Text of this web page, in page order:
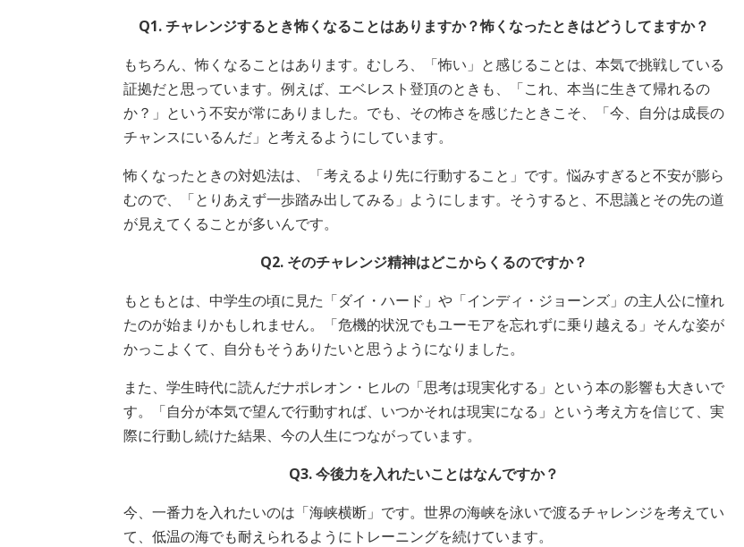
Q1. チャレンジするとき怖くなることはありますか？怖くなったときはどうしてますか？
もちろん、怖くなることはあります。むしろ、「怖い」と感じることは、本気で挑戦している
証拠だと思っています。例えば、エベレスト登頂のときも、「これ、本当に生きて帰れるの
か？」という不安が常にありました。でも、その怖さを感じたときこそ、「今、自分は成長の
チャンスにいるんだ」と考えるようにしています。
怖くなったときの対処法は、「考えるより先に行動すること」です。悩みすぎると不安が膨ら
むので、「とりあえず一歩踏み出してみる」ようにします。そうすると、不思議とその先の道
が見えてくることが多いんです。
Q2. そのチャレンジ精神はどこからくるのですか？
もともとは、中学生の頃に見た「ダイ・ハード」や「インディ・ジョーンズ」の主人公に憧れ
たのが始まりかもしれません。「危機的状況でもユーモアを忘れずに乗り越える」そんな姿が
かっこよくて、自分もそうありたいと思うようになりました。
また、学生時代に読んだナポレオン・ヒルの「思考は現実化する」という本の影響も大きいで
す。「自分が本気で望んで行動すれば、いつかそれは現実になる」という考え方を信じて、実
際に行動し続けた結果、今の人生につながっています。
Q3. 今後力を入れたいことはなんですか？
今、一番力を入れたいのは「海峡横断」です。世界の海峡を泳いで渡るチャレンジを考えてい
て、低温の海でも耐えられるようにトレーニングを続けています。